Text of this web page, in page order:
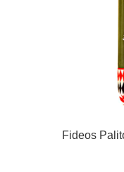
Fideos